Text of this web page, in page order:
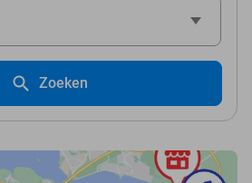
Zoeken